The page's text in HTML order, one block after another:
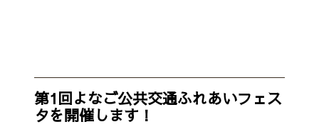
第1回よなご公共交通ふれあいフェス
タを開催します！